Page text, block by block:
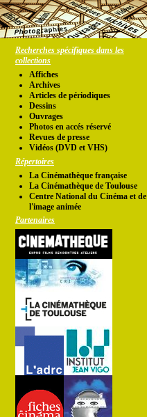
Recherches spécifiques dans les
collections
Affiches
Archives
Articles de périodiques
Dessins
Ouvrages
Photos en accés réservé
Revues de presse
Vidéos (DVD et VHS)
Répertoires
La Cinémathèque française
La Cinémathèque de Toulouse
Centre National du Cinéma et de
l'image animée
Partenaires